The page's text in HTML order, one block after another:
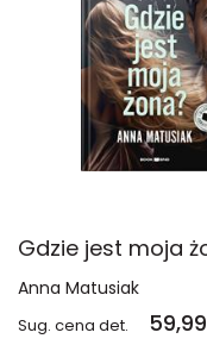
Anna Matusiak
Sug. cena det. 59,99